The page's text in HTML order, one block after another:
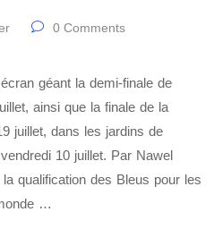
0 Comments
géant la demi-finale de
ainsi que la finale de la
juillet, dans les jardins de
10 juillet. Par Nawel
qualification des Bleus pour les
…